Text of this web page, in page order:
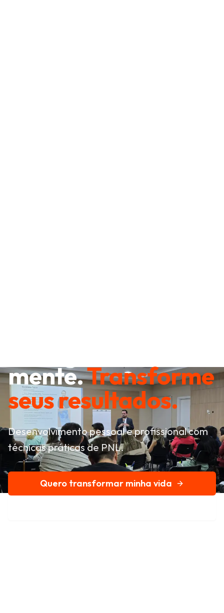
mente.Transforme
seus resultados.
Desenvolvimento pessoal e profissional com
técnicas práticas de PNL.
Quero transformar minha vida